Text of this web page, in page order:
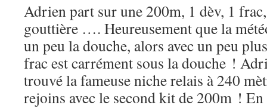
Adrien part sur une 200m, 1 dèv, 1
gouttière …. Heureusement que la
un peu la douche, alors avec un peu
frac est carrément sous la douche !
trouvé la fameuse niche relais à 240
rejoins avec le second kit de 200m ! En